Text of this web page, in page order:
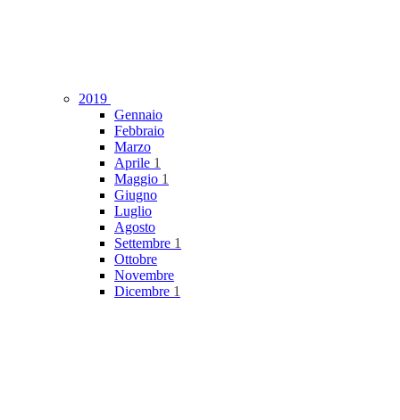
2019
Gennaio
Febbraio
Marzo
Aprile 1
Maggio 1
Giugno
Luglio
Agosto
Settembre 1
Ottobre
Novembre
Dicembre 1